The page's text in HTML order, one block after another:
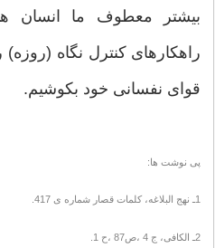
بیشتر معطوف ما انسان
راهکارهای کنترل نگاه (روزه)
قوای نفسانی خود بکوشیم.
پی نوشت ها:
1ـ نهج البلاغه، کلمات قصار شماره ی 417.
2ـ الکافی، ج 4 ،ص87 ،ح 1.